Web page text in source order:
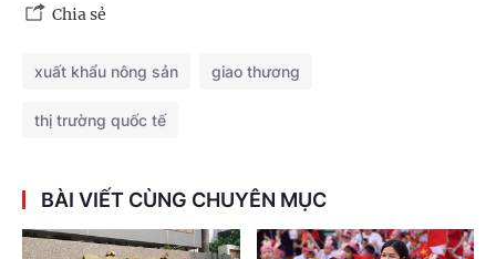
Chia sẻ
xuất khẩu nông sản giao thương
thị trường quốc tế
BÀI VIẾT CÙNG CHUYÊN MỤC